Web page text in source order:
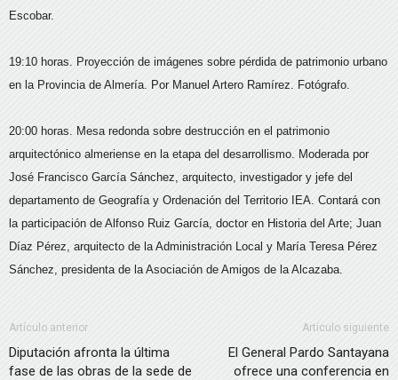
Escobar.
19:10 horas. Proyección de imágenes sobre pérdida de patrimonio urbano
en la Provincia de Almería. Por Manuel Artero Ramírez. Fotógrafo.
20:00 horas. Mesa redonda sobre destrucción en el patrimonio
arquitectónico almeriense en la etapa del desarrollismo. Moderada por
José Francisco García Sánchez, arquitecto, investigador y jefe del
departamento de Geografía y Ordenación del Territorio IEA. Contará con
la participación de Alfonso Ruiz García, doctor en Historia del Arte; Juan
Díaz Pérez, arquitecto de la Administración Local y María Teresa Pérez
Sánchez, presidenta de la Asociación de Amigos de la Alcazaba.
Artículo anterior
Diputación afronta la última
fase de las obras de la sede de
Artículo siguiente
El General Pardo Santayana
ofrece una conferencia en